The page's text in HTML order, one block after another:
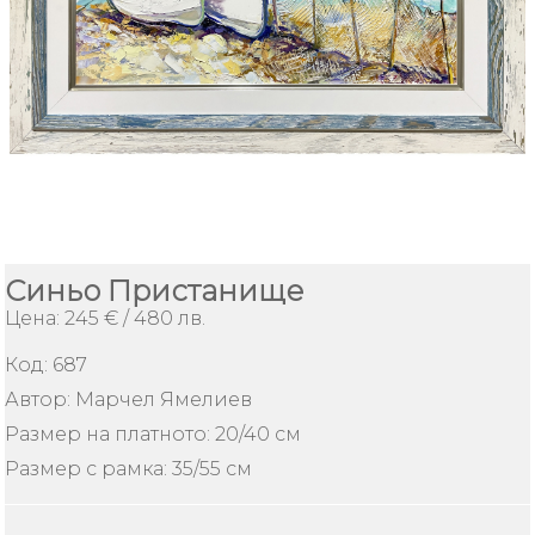
ИЗКУСТВО
Плащане
и
доставка
Как
поръчам
Условия
за
Синьо Пристанище
Цена: 245 € / 480 лв.
Код: 687
Автор: Марчел Ямелиев
Размер на платното: 20/40 см
Размер с рамка: 35/55 см